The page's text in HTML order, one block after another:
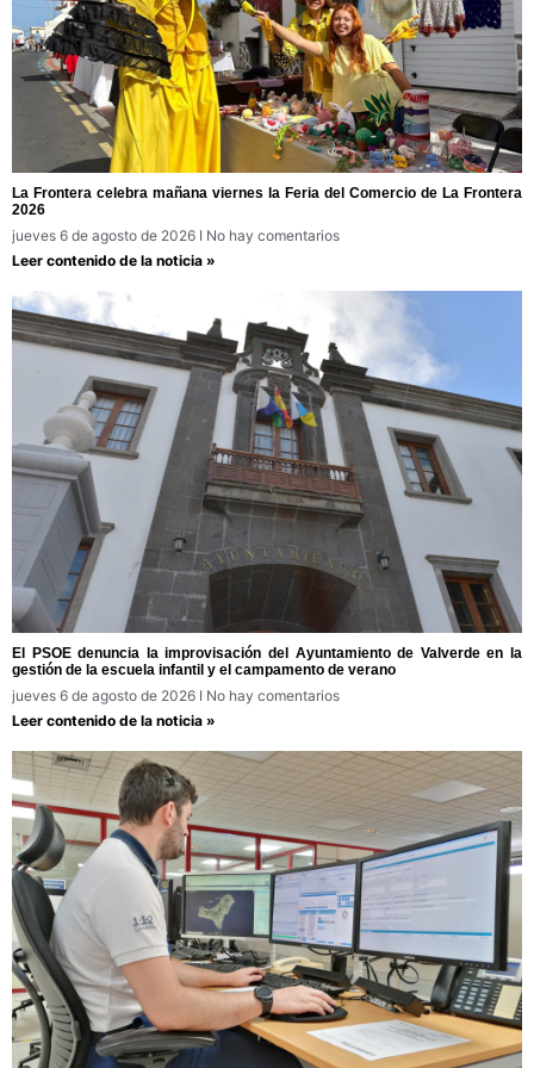
La Frontera celebra mañana viernes la Feria del Comercio de La Frontera
2026
jueves 6 de agosto de 2026
No hay comentarios
Leer contenido de la noticia »
El PSOE denuncia la improvisación del Ayuntamiento de Valverde en la
gestión de la escuela infantil y el campamento de verano
jueves 6 de agosto de 2026
No hay comentarios
Leer contenido de la noticia »